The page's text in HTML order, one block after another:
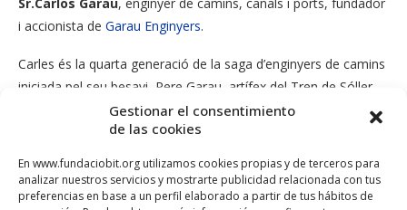
Gestionar el consentimiento
de las cookies
En www.fundaciobit.org utilizamos cookies propias y de terceros para
analizar nuestros servicios y mostrarte publicidad relacionada con tus
preferencias en base a un perfil elaborado a partir de tus hábitos de
i accionista de Garau Enginyers.
Carles és la quarta generació de la saga d’enginyers de camins
iniciada pel seu besavi, Pere Garau, artífex del Tren de Sóller,
entre molts altres projectes que han marcat la modernització
de l’illa a principis del segle XX. Actualment Garau Enginyers és
un dels majors despatxos d’estudi d’enginyeria civil de Balears.
Ens parlarà de la seva visió sobre les infraestructures del
nostre territori i els seus reptes que, sens dubte, afecten tant